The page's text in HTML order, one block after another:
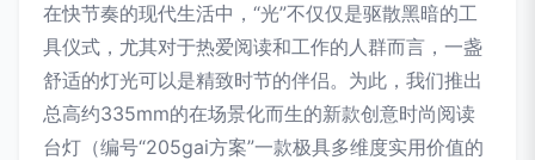
在快节奏的现代生活中，“光”不仅仅是驱散黑暗的工
具仪式，尤其对于热爱阅读和工作的人群而言，一盏
舒适的灯光可以是精致时节的伴侣。为此，我们推出
总高约335mm的在场景化而生的新款创意时尚阅读
台灯（编号“205gai方案”一款极具多维度实用价值的